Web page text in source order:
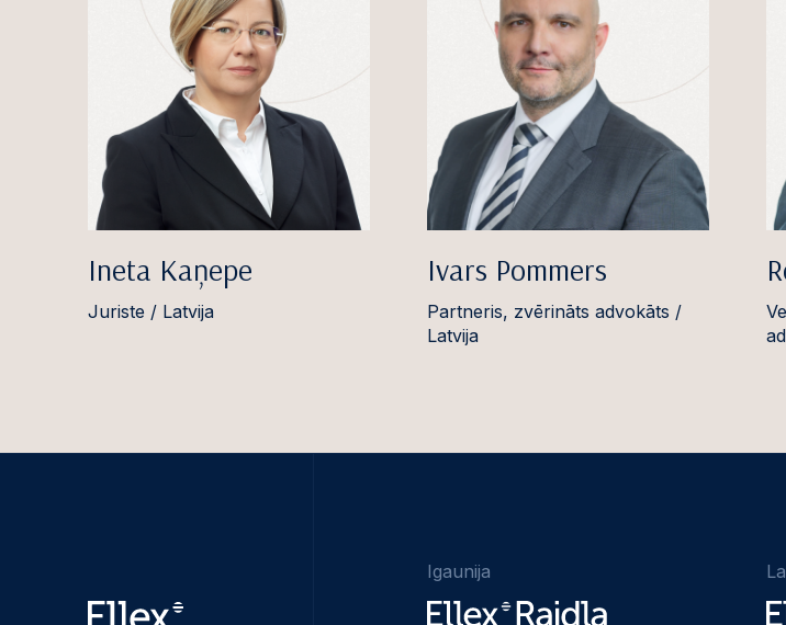
Ineta Kaņepe
Juriste / Latvija
Ivars Pommers
Partneris, zvērināts advokāts /
Latvija
Igaunija